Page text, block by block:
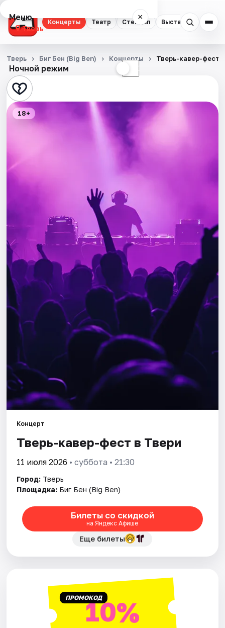
Концерты Театр Стендап Выставки
Меню ×
Тверь
Концерты
Театр
Стендап
Выставки
Экскурсии
Города
Площадки
Артисты
Рейтинги
Ночной режим ☾
Тверь Биг Бен (Big Ben) Концерты Тверь-кавер-фест
18+
Концерт
Тверь-кавер-фест в Твери
11 июля 2026 • суббота • 21:30
Город: Тверь
Площадка: Биг Бен (Big Ben)
Билеты со скидкой
на Яндекс Афише
Еще билеты
ПРОМОКОД10%